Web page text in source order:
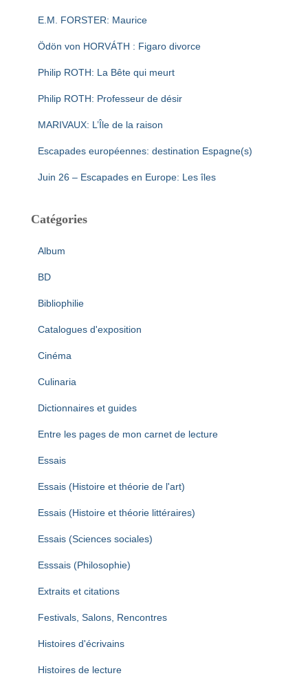
E.M. FORSTER: Maurice
Ödön von HORVÁTH : Figaro divorce
Philip ROTH: La Bête qui meurt
Philip ROTH: Professeur de désir
MARIVAUX: L’Île de la raison
Escapades européennes: destination Espagne(s)
Juin 26 – Escapades en Europe: Les îles
Catégories
Album
BD
Bibliophilie
Catalogues d'exposition
Cinéma
Culinaria
Dictionnaires et guides
Entre les pages de mon carnet de lecture
Essais
Essais (Histoire et théorie de l'art)
Essais (Histoire et théorie littéraires)
Essais (Sciences sociales)
Esssais (Philosophie)
Extraits et citations
Festivals, Salons, Rencontres
Histoires d'écrivains
Histoires de lecture